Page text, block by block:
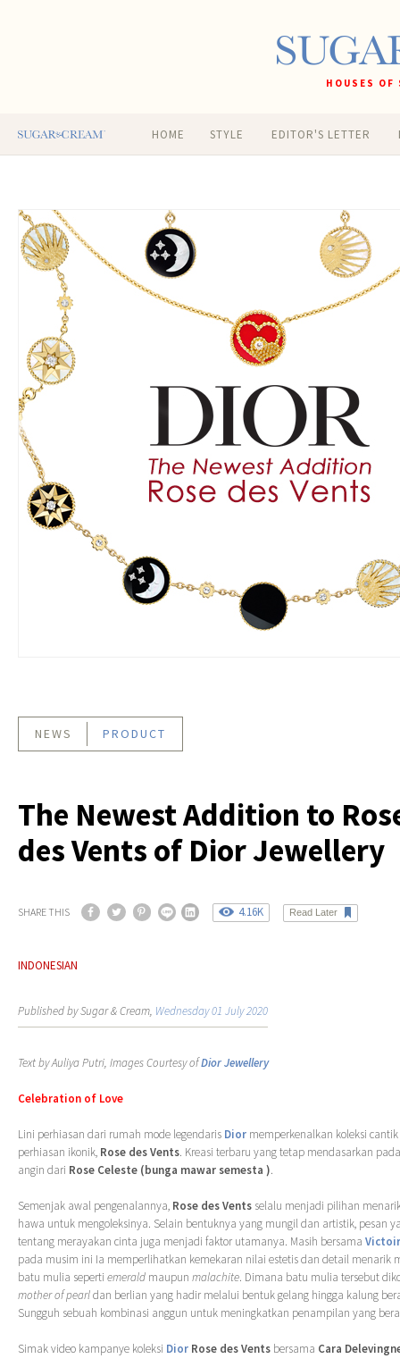
HOUSES
HOME STYLE EDITOR'S LETTER
NEWS PRODUCT
The Newest Addition to
des Vents of Dior Jewellery
SHARE THIS 4.16K Read Later
INDONESIAN
Published by Sugar & Cream, Wednesday 01 July 2020
Text by Auliya Putri, Images Courtesy ofDior Jewellery
Celebration of Love
Lini perhiasan dari rumah mode legendaris Dior memperkenalkan koleksi
perhiasan ikonik, Rose des Vents. Kreasi terbaru yang tetap mendasarkan
angin dari Rose Celeste (bunga mawar semesta ).
Semenjak awal pengenalannya, Rose des Vents selalu menjadi pilihan
hawa untuk mengoleksinya. Selain bentuknya yang mungil dan artistik, pesan
tentang merayakan cinta juga menjadi faktor utamanya. Masih bersama
pada musim ini Ia memperlihatkan kemekaran nilai estetis dan detail menarik
batu mulia seperti emerald maupun malachite. Dimana batu mulia tersebut
mother of pearldan berlian yang hadir melalui bentuk gelang hingga kalung
Sungguh sebuah kombinasi anggun untuk meningkatkan penampilan yang
Simak video kampanye koleksi Dior Rose des Vents bersama Cara